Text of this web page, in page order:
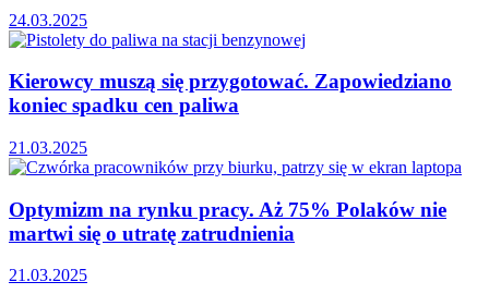
24.03.2025
Kierowcy muszą się przygotować. Zapowiedziano
koniec spadku cen paliwa
21.03.2025
Optymizm na rynku pracy. Aż 75% Polaków nie
martwi się o utratę zatrudnienia
21.03.2025